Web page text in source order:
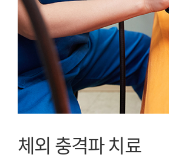
체외 충격파 치료